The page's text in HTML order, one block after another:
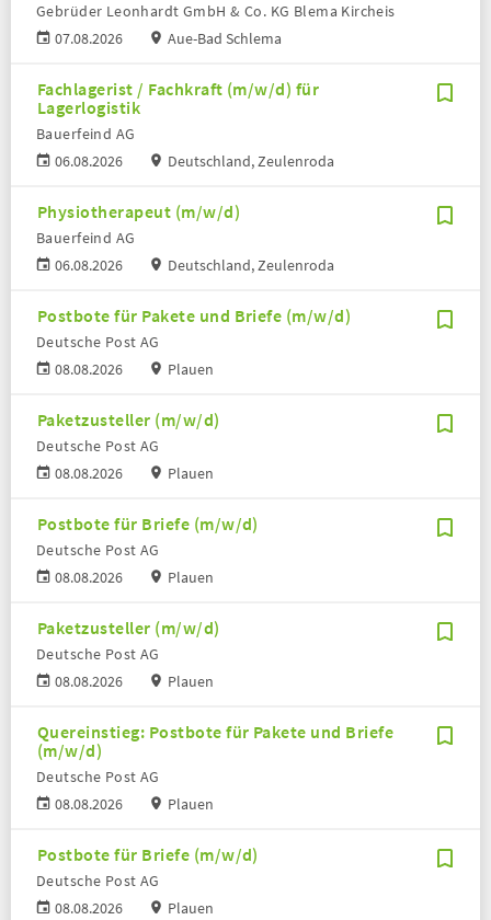
07.08.2026
Gebrüder Leonhardt GmbH & Co. KG Blema Kircheis
Aue-Bad Schlema
Fachlagerist / Fachkraft (m/w/d) für
Lagerlogistik
06.08.2026
Bauerfeind AG
Deutschland, Zeulenroda
Physiotherapeut (m/w/d)
06.08.2026
Bauerfeind AG
Deutschland, Zeulenroda
Postbote für Pakete und Briefe (m/w/d)
08.08.2026
Deutsche Post AG
Plauen
Paketzusteller (m/w/d)
08.08.2026
Deutsche Post AG
Plauen
Postbote für Briefe (m/w/d)
08.08.2026
Deutsche Post AG
Plauen
Paketzusteller (m/w/d)
08.08.2026
Deutsche Post AG
Plauen
Quereinstieg: Postbote für Pakete und Briefe
(m/w/d)
08.08.2026
Deutsche Post AG
Plauen
Postbote für Briefe (m/w/d)
08.08.2026
Deutsche Post AG
Plauen